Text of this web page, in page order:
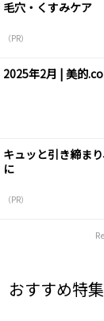
毛穴・くすみケア
（PR）
2025年2月 | 美的
キュッと引き締ま
に
（PR）
おすすめ特集